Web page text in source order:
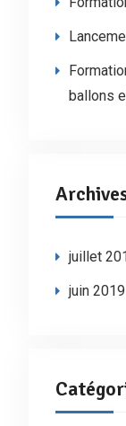
ballons
juillet
juin 2019